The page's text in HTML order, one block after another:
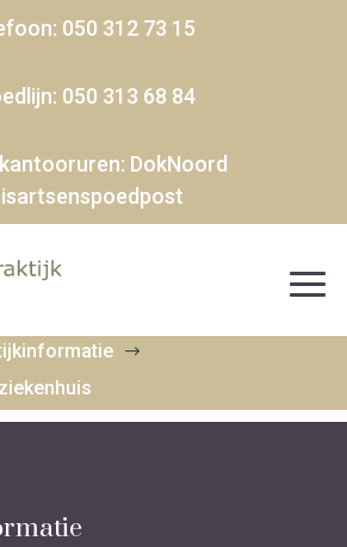
050 312 73 15
050 313 68 84
DokNoord
$